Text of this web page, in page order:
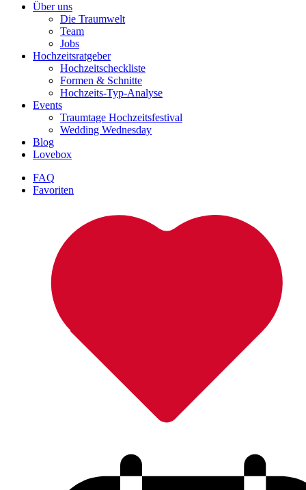
Über uns
Die Traumwelt
Team
Jobs
Hochzeitsratgeber
Hochzeitscheckliste
Formen & Schnitte
Hochzeits-Typ-Analyse
Events
Traumtage Hochzeitsfestival
Wedding Wednesday
Blog
Lovebox
FAQ
Favoriten